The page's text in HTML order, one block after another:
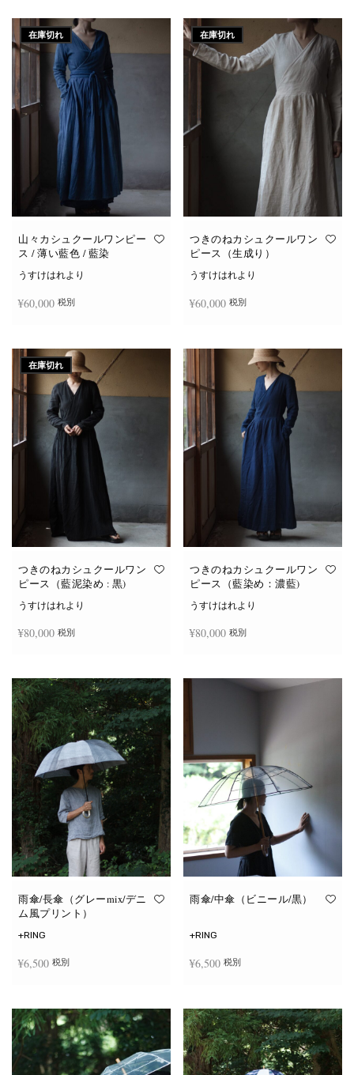
在庫切れ
山々カシュクールワンピー
ス / 薄い藍色 / 藍染
うすけはれより
¥60,000 税別
在庫切れ
つきのねカシュクールワン
ピース（生成り）
うすけはれより
¥60,000 税別
在庫切れ
つきのねカシュクールワン
ピース（藍泥染め : 黒)
うすけはれより
¥80,000 税別
つきのねカシュクールワン
ピース（藍染め：濃藍)
うすけはれより
¥80,000 税別
雨傘/長傘（グレーmix/デニ
ム風プリント）
+RING
¥6,500 税別
雨傘/中傘（ビニール/黒）
+RING
¥6,500 税別